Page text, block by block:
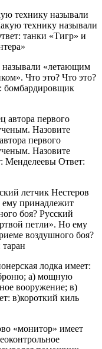
технику называли
технику называли
танки «Тигр» и
называли «летающим
Что это? Что это?
бомбардировщик
автора первого
Назовите
первого
Назовите
Менделеевы Ответ:
летчик Нестеров
ему принадлежит
боя? Русский
петли». Но ему
воздушного боя?
лодка имеет:
а) мощную
вооружение; в)
в)короткий киль
«монитор» имеет